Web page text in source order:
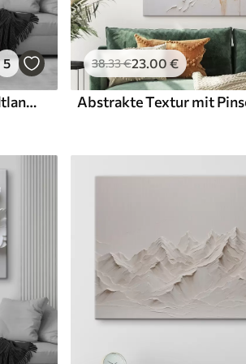
5
Abstraktes Gemälde einer Stadtlandschaft mit hohen Gebäuden in Braun-, Grau- und Weißtönen, die sich im Wasser spiegeln
38.33€23.00 €
Abstrakte Textur mit